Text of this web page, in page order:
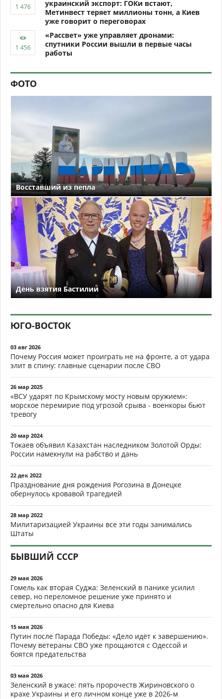
украинский экспорт: ГОКи встают,
Метинвест теряет миллионы тонн, а Киев
уже говорит о переговорах
«Рассвет» уже управляет дронами:
спутники России вышли в первые часы
работы
ФОТО
Восставший из пепла
День взятия Бастилии
ЮГО-ВОСТОК
03 авг 2026
Почему Россия может проиграть не на фронте, а от удара
элит в спину: главные сценарии после СВО
26 мар 2025
«ВСУ ударят по Крымскому мосту новым оружием»:
морское перемирие под угрозой срыва - военкоры бьют
тревогу
20 мар 2024
Токаев объявил Казахстан наследником Золотой Орды:
России намекнули на рабство и дань
22 дек 2022
Празднование дня рождения Рогозина в Донецке
обернулось кровавой трагедией
28 мар 2022
Милитаризацией Украины все эти годы занимались
Штаты
БЫВШИЙ СССР
29 мая 2026
Гомель как вторая Суджа: Зеленский в панике усилил
север, но переломное решение уже принято и
смертельно опасно для Киева
15 мая 2026
Путин после Парада Победы: «Дело идёт к завершению».
Почему ветераны СВО уже прощаются с Одессой и
боятся предательства
03 мая 2026
Зеленский в ужасе: пять пророчеств Жириновского о
крахе Украины и его личном конце уже в 2026-м